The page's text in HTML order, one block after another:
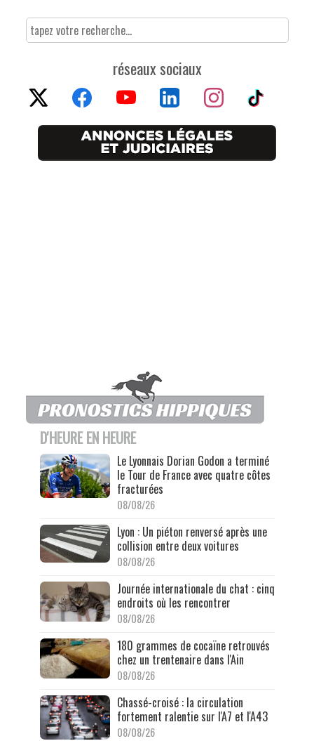
réseaux sociaux
D'HEURE EN HEURE
Le Lyonnais Dorian Godon a terminé
le Tour de France avec quatre côtes
fracturées
08/08/26
Lyon : Un piéton renversé après une
collision entre deux voitures
08/08/26
Journée internationale du chat : cinq
endroits où les rencontrer
08/08/26
180 grammes de cocaïne retrouvés
chez un trentenaire dans l'Ain
08/08/26
Chassé-croisé : la circulation
fortement ralentie sur l'A7 et l'A43
08/08/26